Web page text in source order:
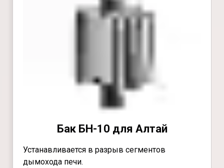
Бак БН-10 для Алтай
Устанавливается в разрыв сегментов
дымохода печи.